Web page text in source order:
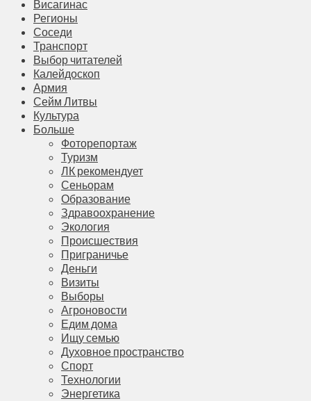
Висагинас
Регионы
Соседи
Транспорт
Выбор читателей
Калейдоскоп
Армия
Сейм Литвы
Культура
Больше
Фоторепортаж
Туризм
ЛК рекомендует
Сеньорам
Образование
Здравоохранение
Экология
Происшествия
Приграничье
Деньги
Визиты
Выборы
Агроновости
Едим дома
Ищу семью
Духовное пространство
Спорт
Технологии
Энергетика